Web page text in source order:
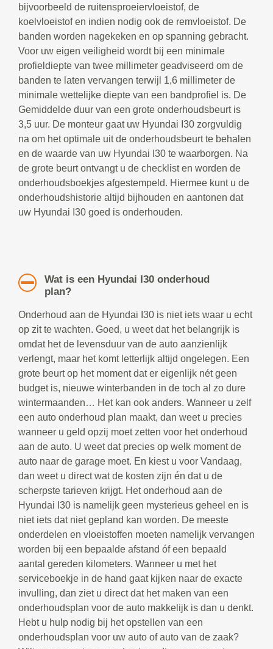
bijvoorbeeld de ruitensproeiervloeistof, de
koelvloeistof en indien nodig ook de remvloeistof. De
banden worden nagekeken en op spanning gebracht.
Voor uw eigen veiligheid wordt bij een minimale
profieldiepte van twee millimeter geadviseerd om de
banden te laten vervangen terwijl 1,6 millimeter de
minimale wettelijke diepte van een bandprofiel is. De
Gemiddelde duur van een grote onderhoudsbeurt is
3,5 uur. De monteur gaat uw Hyundai I30 zorgvuldig
na om het optimale uit de onderhoudsbeurt te behalen
en de waarde van uw Hyundai I30 te waarborgen. Na
de grote beurt ontvangt u de checklist en worden de
onderhoudsboekjes afgestempeld. Hiermee kunt u de
onderhoudshistorie altijd bijhouden en aantonen dat
uw Hyundai I30 goed is onderhouden.
Wat is een Hyundai I30 onderhoud
plan?
Onderhoud aan de Hyundai I30 is niet iets waar u echt
op zit te wachten. Goed, u weet dat het belangrijk is
omdat het de levensduur van de auto aanzienlijk
verlengt, maar het komt letterlijk altijd ongelegen. Een
grote beurt op het moment dat er eigenlijk nét geen
budget is, nieuwe winterbanden in de toch al zo dure
wintermaanden… Het kan ook anders. Wanneer u zelf
een auto onderhoud plan maakt, dan weet u precies
wanneer u geld opzij moet zetten voor het onderhoud
aan de auto. U weet dat precies op welk moment de
auto naar de garage moet. En kiest u voor Vandaag,
dan weet u direct wat de kosten zijn én dat u de
scherpste tarieven krijgt. Het onderhoud aan de
Hyundai I30 is namelijk geen mysterieus geheel en is
niet iets dat niet gepland kan worden. De meeste
onderdelen en vloeistoffen moeten namelijk vervangen
worden bij een bepaalde afstand óf een bepaald
aantal gereden kilometers. Wanneer u met het
serviceboekje in de hand gaat kijken naar de exacte
invulling, dan ziet u direct dat het maken van een
onderhoudsplan voor de auto makkelijk is dan u denkt.
Hebt u hulp nodig bij het opstellen van een
onderhoudsplan voor uw auto of auto van de zaak?